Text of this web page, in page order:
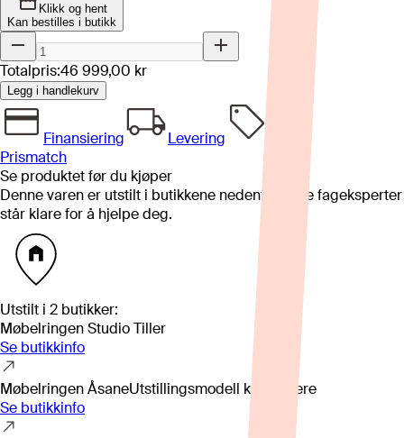
Klikk og hent
Kan bestilles i butikk
Totalpris:46 999,00 kr
Legg i handlekurv
Finansiering
Levering
Prismatch
Se produktet før du kjøper
Denne varen er utstilt i butikkene nedenfor. Våre fageksperter
står klare for å hjelpe deg.
Utstilt i 2 butikker:
Møbelringen Studio Tiller
Se butikkinfo
Møbelringen ÅsaneUtstillingsmodell kan variere
Se butikkinfo